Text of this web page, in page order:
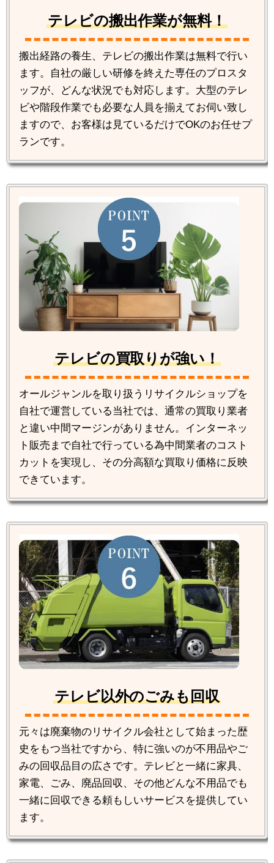
テレビの搬出作業が無料！
搬出経路の養生、テレビの搬出作業は無料で行い
ます。自社の厳しい研修を終えた専任のプロスタ
ッフが、どんな状況でも対応します。大型のテレ
ビや階段作業でも必要な人員を揃えてお伺い致し
ますので、お客様は見ているだけでOKのお任せプ
ランです。
テレビの買取りが強い！
オールジャンルを取り扱うリサイクルショップを
自社で運営している当社では、通常の買取り業者
と違い中間マージンがありません。インターネッ
ト販売まで自社で行っている為中間業者のコスト
カットを実現し、その分高額な買取り価格に反映
できています。
テレビ以外のごみも回収
元々は廃棄物のリサイクル会社として始まった歴
史をもつ当社ですから、特に強いのが不用品やご
みの回収品目の広さです。テレビと一緒に家具、
家電、ごみ、廃品回収、その他どんな不用品でも
一緒に回収できる頼もしいサービスを提供してい
ます。